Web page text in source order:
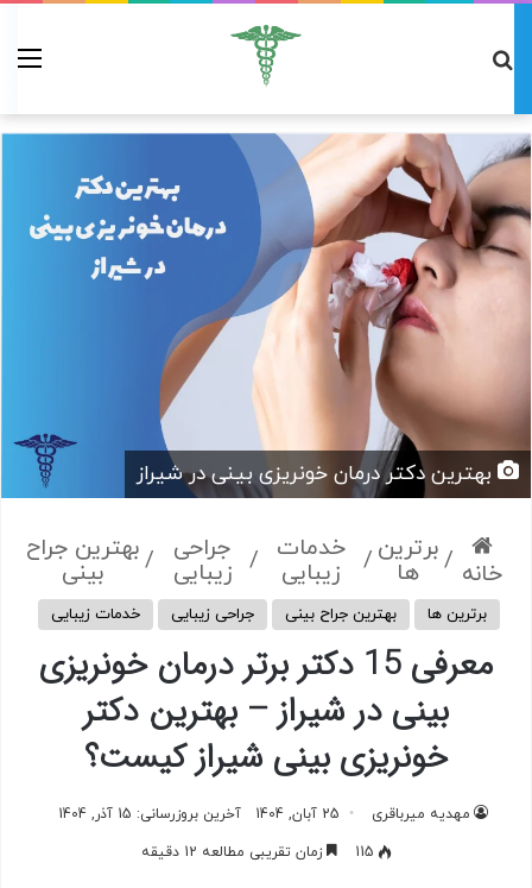
بهترین دکتر درمان خونریزی بینی در شیراز
خانه /برترین
ها / خدمات
زیبایی / جراحی
زیبایی /بهترین جراح
بینی
برترین ها بهترین جراح بینی جراحی زیبایی خدمات زیبایی
معرفی 15 دکتر برتر درمان خونریزی
بینی در شیراز – بهترین دکتر
خونریزی بینی شیراز کیست؟
مهدیه میرباقری 25 آبان, 1404
آخرین بروزرسانی: 15 آذر, 1404
115
زمان تقریبی مطالعه 12 دقیقه